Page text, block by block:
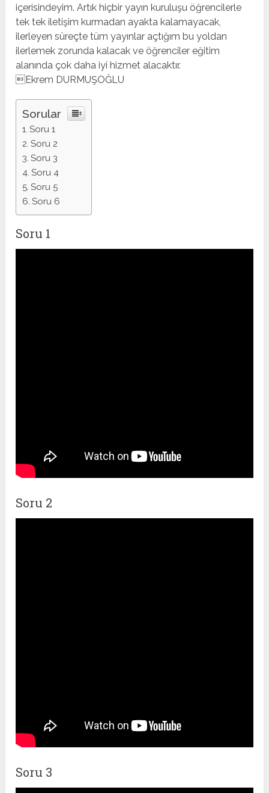
içerisindeyim. Artık hiçbir yayın kuruluşu öğrencilerle
tek tek iletişim kurmadan ayakta kalamayacak,
ilerleyen süreçte tüm yayınlar açtığım bu yoldan
ilerlemek zorunda kalacak ve öğrenciler eğitim
alanında çok daha iyi hizmet alacaktır.
Ekrem DURMUŞOĞLU
Sorular
Soru 1
Soru 2
Soru 3
Soru 4
Soru 5
Soru 6
Soru 1
Soru 2
Soru 3